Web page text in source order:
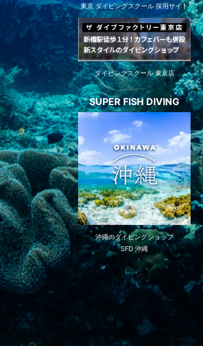
東京 ダイビングスクール 採用サイト
ダイビングスクール 東京店
SUPER FISH DIVING
沖縄のダイビングショップ
SFD 沖縄